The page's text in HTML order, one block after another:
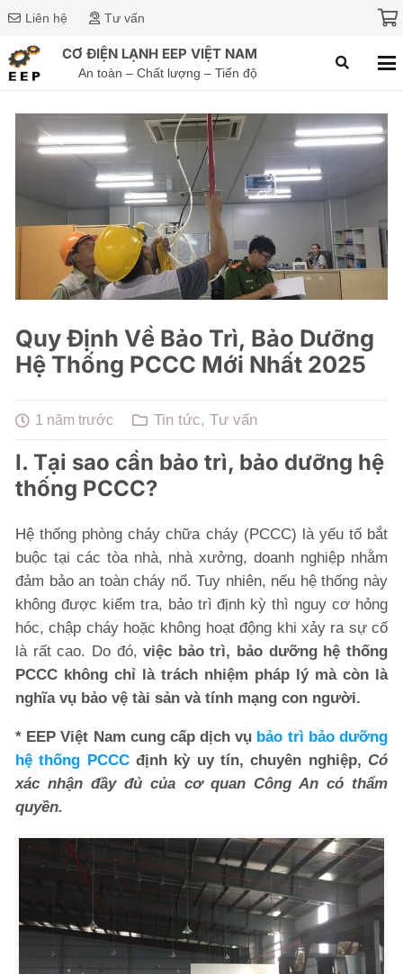
Liên hệ Tư vấn
CƠ ĐIỆN LẠNH EEP VIỆT NAM
An toàn – Chất lượng – Tiến độ
Quy Định Về Bảo Trì, Bảo Dưỡng
Hệ Thống PCCC Mới Nhất 2025
1 năm trước Tin tức, Tư vấn
I. Tại sao cần bảo trì, bảo dưỡng hệ
thống PCCC?
Hệ thống phòng cháy chữa cháy (PCCC) là yếu tố bắt
buộc tại các tòa nhà, nhà xưởng, doanh nghiệp nhằm
đảm bảo an toàn cháy nổ. Tuy nhiên, nếu hệ thống này
không được kiểm tra, bảo trì định kỳ thì nguy cơ hỏng
hóc, chập cháy hoặc không hoạt động khi xảy ra sự cố
là rất cao. Do đó,việc bảo trì, bảo dưỡng hệ thống
PCCC không chỉ là trách nhiệm pháp lý mà còn là
nghĩa vụ bảo vệ tài sản và tính mạng con người.
* EEP Việt Nam cung cấp dịch vụ bảo trì bảo dưỡng
hệ thống PCCCđịnh kỳ uy tín, chuyên nghiệp, Có
xác nhận đầy đủ của cơ quan Công An có thẩm
quyền.